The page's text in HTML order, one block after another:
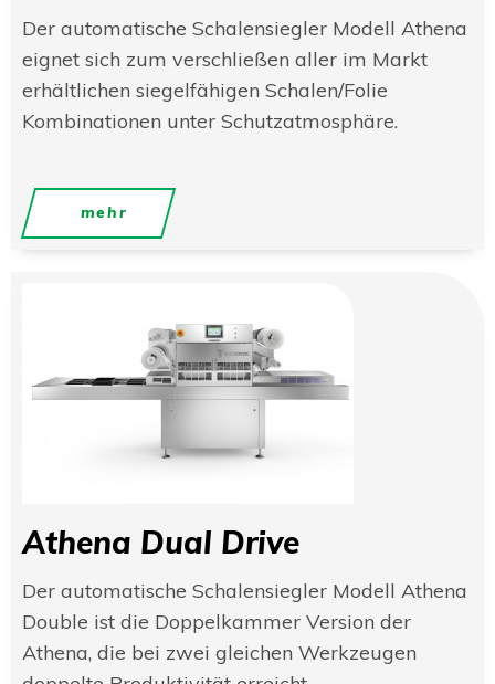
Der automatische Schalensiegler Modell Athena
eignet sich zum verschließen aller im Markt
erhältlichen siegelfähigen Schalen/Folie
Kombinationen unter Schutzatmosphäre.
mehr
Athena Dual Drive
Der automatische Schalensiegler Modell Athena
Double ist die Doppelkammer Version der
Athena, die bei zwei gleichen Werkzeugen